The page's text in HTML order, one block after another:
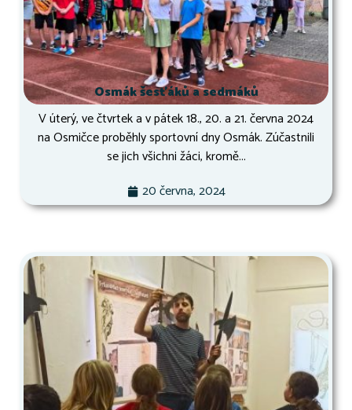
Osmák šesťáků a sedmáků
V úterý, ve čtvrtek a v pátek 18., 20. a 21. června 2024
na Osmičce proběhly sportovní dny Osmák. Zúčastnili
se jich všichni žáci, kromě...
20 června, 2024